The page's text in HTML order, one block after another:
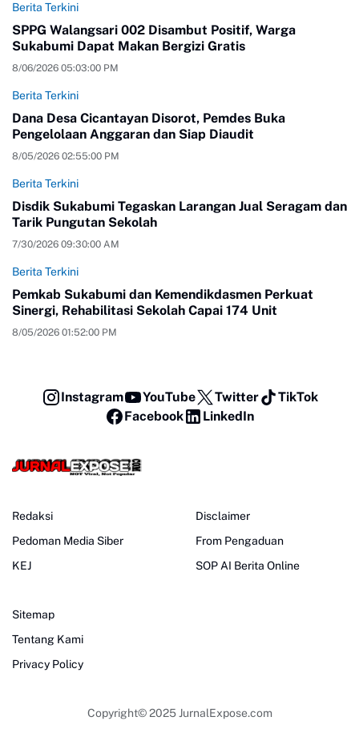
Berita Terkini
SPPG Walangsari 002 Disambut Positif, Warga
Sukabumi Dapat Makan Bergizi Gratis
8/06/2026 05:03:00 PM
Berita Terkini
Dana Desa Cicantayan Disorot, Pemdes Buka
Pengelolaan Anggaran dan Siap Diaudit
8/05/2026 02:55:00 PM
Berita Terkini
Disdik Sukabumi Tegaskan Larangan Jual Seragam dan
Tarik Pungutan Sekolah
7/30/2026 09:30:00 AM
Berita Terkini
Pemkab Sukabumi dan Kemendikdasmen Perkuat
Sinergi, Rehabilitasi Sekolah Capai 174 Unit
8/05/2026 01:52:00 PM
Instagram YouTube Twitter
TikTok
Facebook
LinkedIn
Redaksi
Pedoman Media Siber
KEJ
Disclaimer
From Pengaduan
SOP AI Berita Online
Sitemap
Tentang Kami
Privacy Policy
Copyright© 2025 JurnalExpose.com